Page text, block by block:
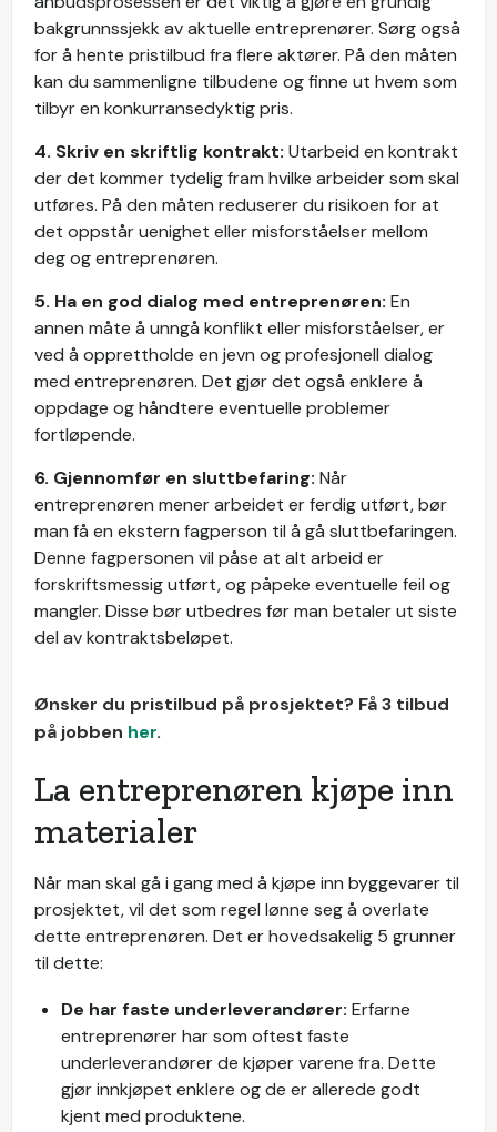
bakgrunnssjekk av aktuelle entreprenører. Sørg også
for å hente pristilbud fra flere aktører. På den måten
kan du sammenligne tilbudene og finne ut hvem som
tilbyr en konkurransedyktig pris.
4. Skriv en skriftlig kontrakt: Utarbeid en kontrakt
der det kommer tydelig fram hvilke arbeider som skal
utføres. På den måten reduserer du risikoen for at
det oppstår uenighet eller misforståelser mellom
deg og entreprenøren.
5. Ha en god dialog med entreprenøren: En
annen måte å unngå konflikt eller misforståelser, er
ved å opprettholde en jevn og profesjonell dialog
med entreprenøren. Det gjør det også enklere å
oppdage og håndtere eventuelle problemer
fortløpende.
6. Gjennomfør en sluttbefaring: Når
entreprenøren mener arbeidet er ferdig utført, bør
man få en ekstern fagperson til å gå sluttbefaringen.
Denne fagpersonen vil påse at alt arbeid er
forskriftsmessig utført, og påpeke eventuelle feil og
mangler. Disse bør utbedres før man betaler ut siste
del av kontraktsbeløpet.
Ønsker du pristilbud på prosjektet? Få 3 tilbud
på jobben her.
La entreprenøren kjøpe inn
materialer
Når man skal gå i gang med å kjøpe inn byggevarer til
prosjektet, vil det som regel lønne seg å overlate
dette entreprenøren. Det er hovedsakelig 5 grunner
til dette:
De har faste underleverandører: Erfarne
entreprenører har som oftest faste
underleverandører de kjøper varene fra. Dette
gjør innkjøpet enklere og de er allerede godt
kjent med produktene.